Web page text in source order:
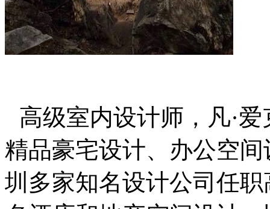
高级室内设计师，凡·
精品豪宅设计、办公空
圳多家知名设计公司任